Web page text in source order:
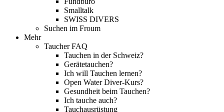
Smalltalk
SWISS DIVERS
Suchen im Froum
Mehr
Taucher FAQ
Tauchen in der Schweiz?
Gerätetauchen?
Ich will Tauchen lernen?
Open Water Diver-Kurs?
Gesundheit beim Tauchen?
Ich tauche auch?
Tauchausrüstung